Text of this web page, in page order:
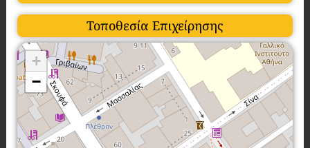
Τοποθεσία Επιχείρησης
+
−